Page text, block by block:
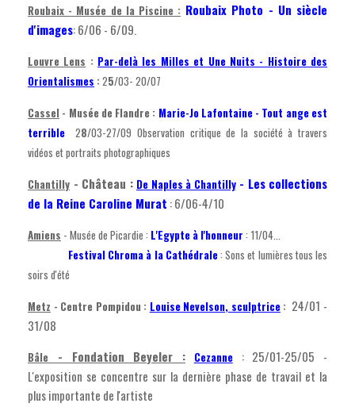
Roubaix - Musée de la Piscine : Roubaix Photo - Un siècle
d'images: 6/06 - 6/09.
Louvre Lens : Par-delà les Milles et Une Nuits - Histoire des
Orientalismes : 25/03- 20/07
Cassel - Musée de Flandre : Marie-Jo Lafontaine - Tout ange est
terrible
28/03-27/09 Observation critique de la société à travers
vidéos et portraits photographiques
Chantilly - Château : De Naples à Chantilly- Les collections
de la Reine Caroline Murat : 6/06-4/10
Amiens - Musée de Picardie : L'Egypte à l'honneur : 11/04...
Festival Chroma à la Cathédrale: Sons et lumières tous les
soirs d'été
Metz - Centre Pompidou : Louise Nevelson, sculptrice: 24/01 -
31/08
Bâle - Fondation Beyeler : Cezanne: 25/01-25/05 -
L'exposition se concentre sur la dernière phase de travail et la
plus importante de l'artiste